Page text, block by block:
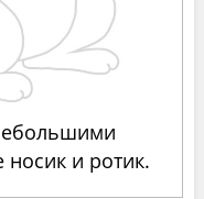
и ротик.